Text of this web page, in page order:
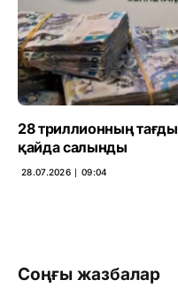
28 триллионның
қайда салынды
28.07.2026 ∣ 09:04
Соңғы жазбалар